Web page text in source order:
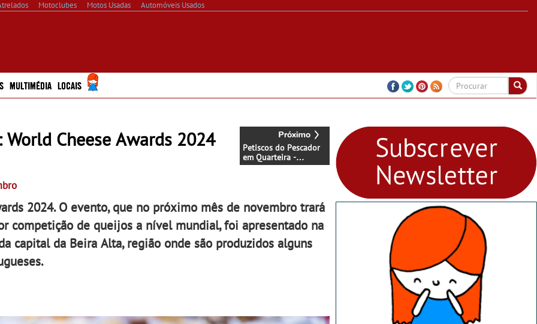
Motoclubes Motos Usadas Automóveis Usados
MULTIMÉDIA LOCAIS
Petiscos do Pescador
em Quarteira -
Entrada livre
Cheese Awards 2024
2024. O evento, que no próximo mês de novembro trará
competição de queijos a nível mundial, foi apresentado na
capital da Beira Alta, região onde são produzidos alguns